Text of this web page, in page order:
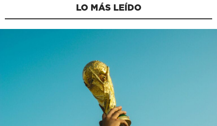
LO MÁS LEÍDO